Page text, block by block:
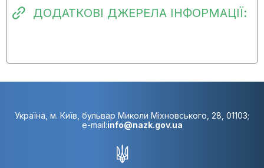
ДОДАТКОВІ ДЖЕРЕЛА ІНФОРМАЦІЇ:
Україна, м. Київ, бульвар Миколи Міхновського, 28, 01103;
e-mail:info@nazk.gov.ua